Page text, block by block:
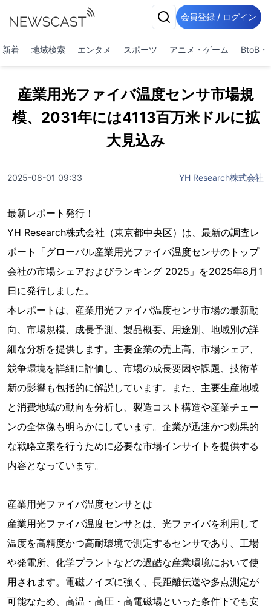
会員登録 / ログイン
新着 地域検索 エンタメ スポーツ アニメ・ゲーム BtoB・
産業用光ファイバ温度センサ市場規
模、2031年には4113百万米ドルに拡
大見込み
2025-08-01 09:33 YH Research株式会社
最新レポート発行！
YH Research株式会社（東京都中央区）は、最新の調査レ
ポート「グローバル産業用光ファイバ温度センサのトップ
会社の市場シェアおよびランキング 2025」を2025年8月1
日に発行しました。
本レポートは、産業用光ファイバ温度センサ市場の最新動
向、市場規模、成長予測、製品概要、用途別、地域別の詳
細な分析を提供します。主要企業の売上高、市場シェア、
競争環境を詳細に評価し、市場の成長要因や課題、技術革
新の影響も包括的に解説しています。また、主要生産地域
と消費地域の動向を分析し、製造コスト構造や産業チェー
ンの全体像も明らかにしています。企業が迅速かつ効果的
な戦略立案を行うために必要な市場インサイトを提供する
内容となっています。
産業用光ファイバ温度センサとは
産業用光ファイバ温度センサとは、光ファイバを利用して
温度を高精度かつ高耐環境で測定するセンサであり、工場
や発電所、化学プラントなどの過酷な産業環境において使
用されます。電磁ノイズに強く、長距離伝送や多点測定が
可能なため、高温・高圧・高電磁場といった条件下でも安